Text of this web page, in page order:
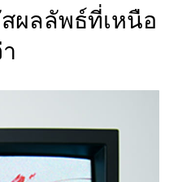
ผลลัพธ์ที่เหนือ